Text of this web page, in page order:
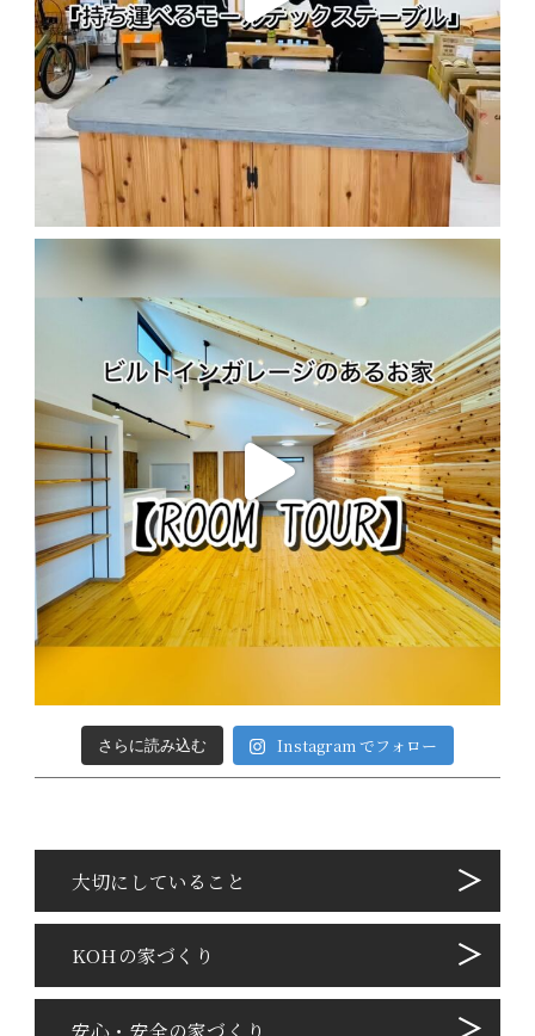
さらに読み込む Instagram でフォロー
⼤切にしていること
KOHの家づくり
安心・安全の家づくり